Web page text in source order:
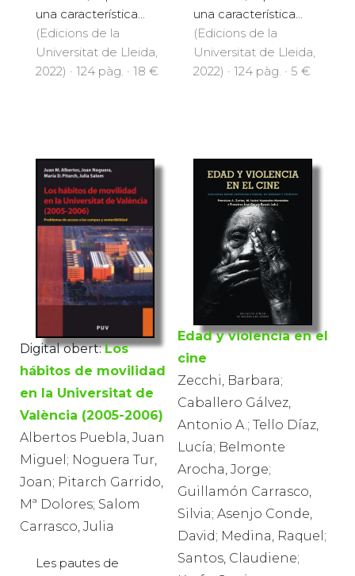
una característica...
(Edicions de la
Universitat de Lleida,
2022) · 124 pàg. · 18 €
una característica...
(Edicions de la
Universitat de Lleida,
2022) · 124 pàg. · 5 €
Digital obert: Los
hábitos de movilidad
en la Universitat de
València (2005-2006)
Albertos Puebla, Juan
Miguel; Noguera Tur,
Joan; Pitarch Garrido,
Mª Dolores; Salom
Carrasco, Julia
Les pautes de
Edad y violencia en el
cine
Zecchi, Barbara;
Caballero Gálvez,
Antonio A.; Tello Díaz,
Lucía; Belmonte
Arocha, Jorge;
Guillamón Carrasco,
Silvia; Asenjo Conde,
David; Medina, Raquel;
Santos, Claudiene;